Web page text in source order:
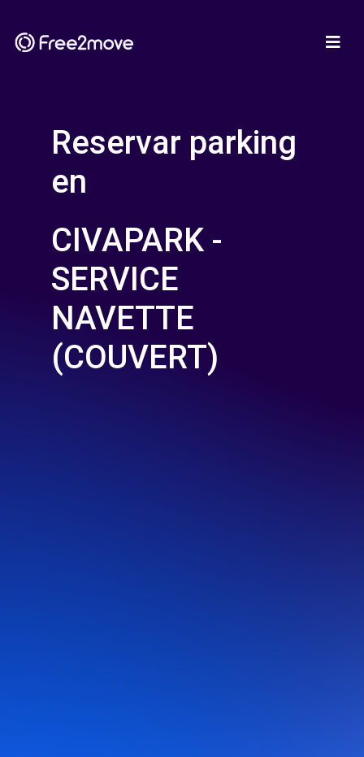
Reservar parking
en
CIVAPARK -
SERVICE
NAVETTE
(COUVERT)